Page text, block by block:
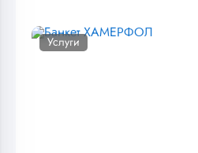
Услуги